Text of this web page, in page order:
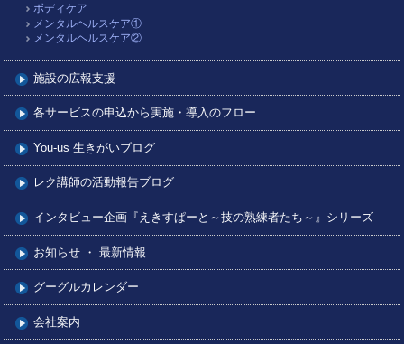
ボディケア
メンタルヘルスケア①
メンタルヘルスケア②
施設の広報支援
各サービスの申込から実施・導入のフロー
You-us 生きがいブログ
レク講師の活動報告ブログ
インタビュー企画『えきすぱーと～技の熟練者たち～』シリーズ
お知らせ ・ 最新情報
グーグルカレンダー
会社案内